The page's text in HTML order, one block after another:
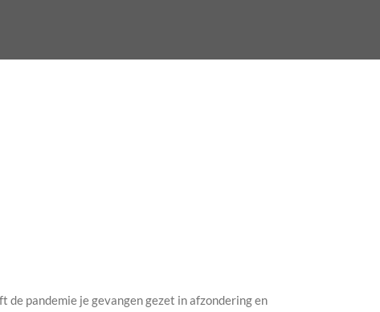
pandemie je gevangen gezet in afzondering en